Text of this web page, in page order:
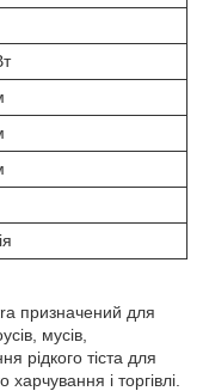
призначений для
мусів,
рідкого тіста для
і торгівлі.